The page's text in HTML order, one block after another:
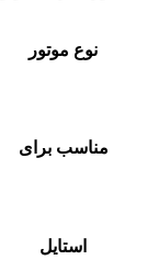
نوع موتور
مناسب برای
استایل